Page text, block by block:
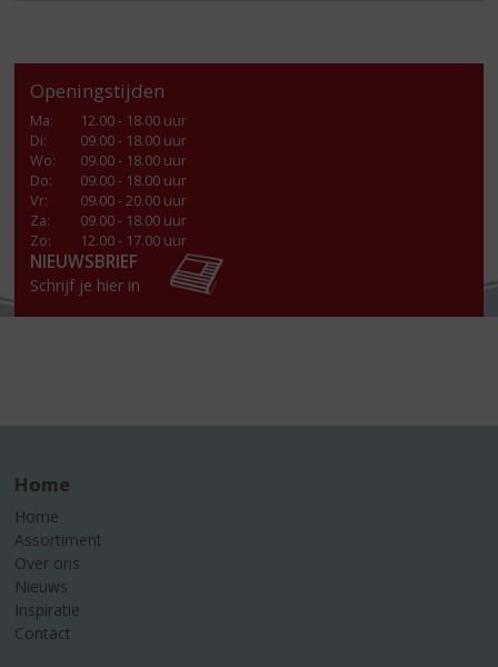
Openingstijden
Ma:
12.00 - 18.00 uur
Di:
09.00 - 18.00 uur
Wo:
09.00 - 18.00 uur
Do:
09.00 - 18.00 uur
Vr:
09.00 - 20.00 uur
Za:
09.00 - 18.00 uur
Zo:
12.00 - 17.00 uur
NIEUWSBRIEF
Schrijf je hier in
Home
Home
Assortiment
Over ons
Nieuws
Inspiratie
Contact